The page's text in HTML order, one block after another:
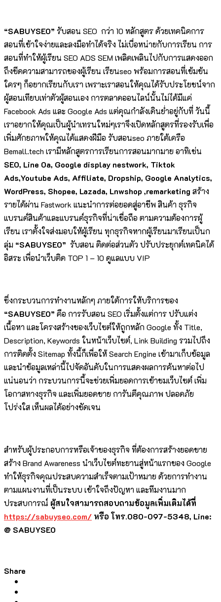
“SABUYSEO” รับสอน SEO กว่า 10 หลักสูตร ด้วยเทคนิคการ
สอนที่เข้าใจง่ายและลงมือทำได้จริง ไม่เบื่อหน่ายกับการเรียน การ
สอนที่ทำให้ผู้เรียน SEO ADS SEM เพลิดเพลินไปกับการแสดงออก
ถึงขีดความสามารถของผู้เรียน เรียนseo พร้อมการสอนที่เข้มข้น
ใครๆ ก็อยากเรียนกับเรา เพราะเราสอนให้คุณได้รับประโยชน์จาก
ผู้สอนเทียบเท่าตัวผู้สอนเอง การตลาดออนไลน์นั้นไม่ได้มีแค่
Facebook Ads และ Google Ads แต่คุณกำลังเดินย่ำอยู่กับที่ วันนี้
เราอยากให้คุณเป็นผู้นำเทรนใหม่ๆเราจึงเปิดหลักสูตรที่รองรับเพื่อ
เพิ่มศักยภาพให้คุณได้แสดงฝีมือ รับสอนseo ภายใต้เครือ
Bemall.tech เรามีหลักสูตรการเรียนการสอนมากมาย อาทิเช่น
SEO, Line Oa, Google display nestwork, Tiktok
Ads,Youtube Ads, Affiliate, Dropship, Google Analytics,
WordPress, Shopee, Lazada, Lnwshop ,remarketing สร้าง
รายได้ผ่าน Fastwork แนะนำการต่อยอดสู่อาชีพ สินค้า ธุรกิจ
แบรนด์สินค้าและแบรนด์ธุรกิจที่น่าเชื่อถือ ตามความต้องการผู้
เรียน เราตั้งใจส่งมอบให้ผู้เรียน ทุกธุรกิจหากผู้เรียนมาเรียนเป็นก
ลุ่ม “SABUYSEO” รับสอน ติดต่อส่วนตัว ปรับประยุกต์เทคนิคได้
อิสระ เพื่อนำเว็บติด TOP 1 – 10 ดูแลแบบ VIP
ซึ่งกระบวนการทำงานหลักๆ ภายใต้การให้บริการของ
“SABUYSEO” คือ การรับสอน SEO เริ่มตั้งแต่การ ปรับแต่ง
เนื้อหา และโครงสร้างของเว็บไซต์ให้ถูกหลัก Google ทั้ง Title,
Description, Keywords ในหน้าเว็บไซต์, Link Building รวมไปถึง
การติดตั้ง Sitemap ทั้งนี้ก็เพื่อให้ Search Engine เข้ามาเก็บข้อมูล
และนำข้อมูลเหล่านี้ไปจัดอันดับในการแสดงผลการค้นหาต่อไป
แน่นอนว่า กระบวนการนี้จะช่วยเพิ่มยอดการเข้าชมเว็บไซต์ เพิ่ม
โอกาสทางธุรกิจ และเพิ่มยอดขาย การันตีคุณภาพ ปลอดภัย
โปร่งใส เห็นผลได้อย่างชัดเจน
สำหรับผู้ประกอบการหรือเจ้าของธุรกิจ ที่ต้องการสร้างยอดขาย
สร้าง Brand Awareness นำเว็บไซต์ทะยานสู่หน้าแรกของ Google
ทำให้ธุรกิจคุณประสบความสำเร็จตามเป้าหมาย ด้วยการทำงาน
ตามแผนงานที่เป็นระบบ เข้าใจถึงปัญหา และทีมงานมาก
ประสบการณ์ ผู้สนใจสามารถสอบถามข้อมูลเพิ่มเติมได้ที่
https://sabuyseo.com/ หรือ โทร.080-097-5348, Line:
@ SABUYSEO
Share